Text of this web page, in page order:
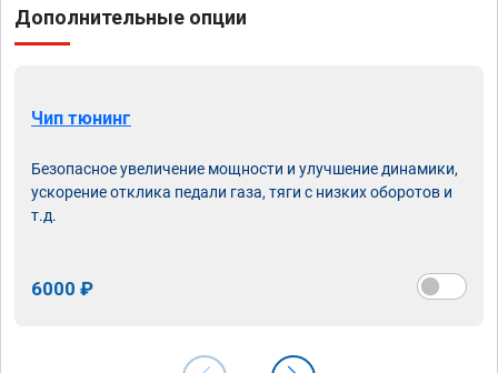
Дополнительные опции
Чип тюнинг
Безопасное увеличение мощности и улучшение динамики,
ускорение отклика педали газа, тяги с низких оборотов и
т.д.
6000 ₽